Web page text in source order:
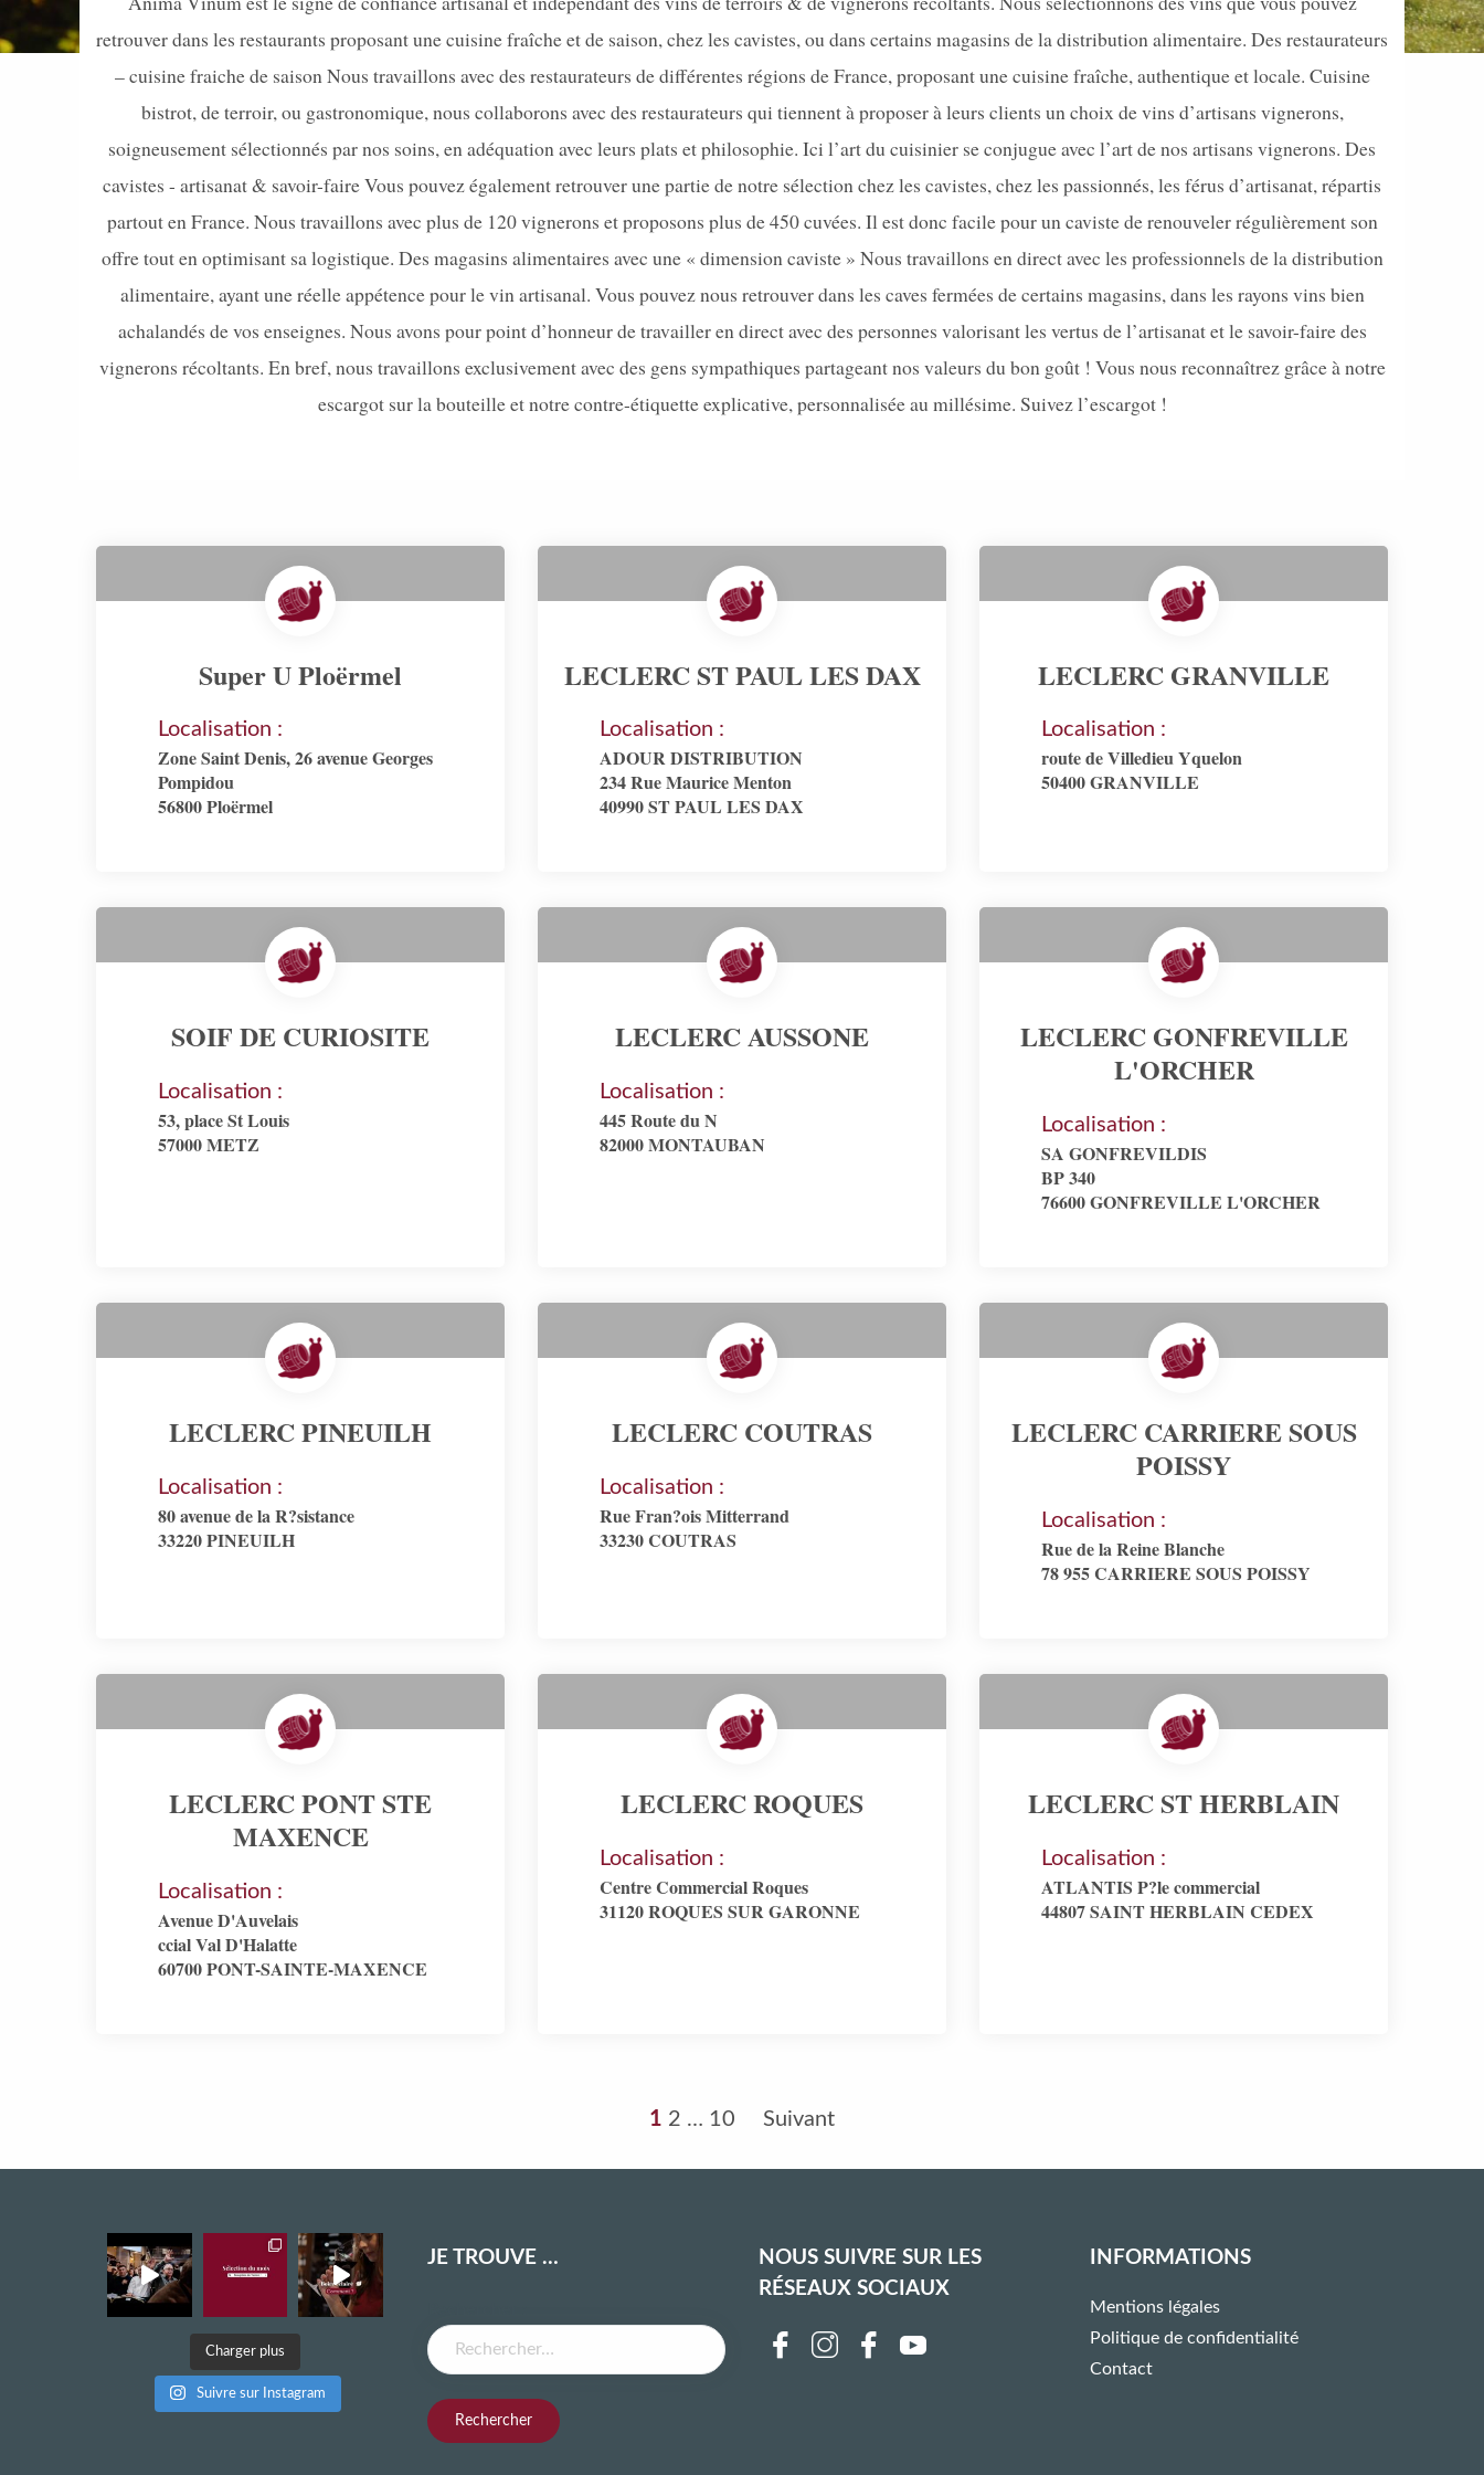
retrouver dans les restaurants proposant une cuisine fraîche et de saison, chez les cavistes, ou dans certains magasins de la distribution alimentaire. Des restaurateurs
– cuisine fraiche de saison Nous travaillons avec des restaurateurs de différentes régions de France, proposant une cuisine fraîche, authentique et locale. Cuisine
bistrot, de terroir, ou gastronomique, nous collaborons avec des restaurateurs qui tiennent à proposer à leurs clients un choix de vins d’artisans vignerons,
soigneusement sélectionnés par nos soins, en adéquation avec leurs plats et philosophie. Ici l’art du cuisinier se conjugue avec l’art de nos artisans vignerons. Des
cavistes - artisanat & savoir-faire Vous pouvez également retrouver une partie de notre sélection chez les cavistes, chez les passionnés, les férus d’artisanat, répartis
partout en France. Nous travaillons avec plus de 120 vignerons et proposons plus de 450 cuvées. Il est donc facile pour un caviste de renouveler régulièrement son
offre tout en optimisant sa logistique. Des magasins alimentaires avec une « dimension caviste » Nous travaillons en direct avec les professionnels de la distribution
alimentaire, ayant une réelle appétence pour le vin artisanal. Vous pouvez nous retrouver dans les caves fermées de certains magasins, dans les rayons vins bien
achalandés de vos enseignes. Nous avons pour point d’honneur de travailler en direct avec des personnes valorisant les vertus de l’artisanat et le savoir-faire des
vignerons récoltants. En bref, nous travaillons exclusivement avec des gens sympathiques partageant nos valeurs du bon goût ! Vous nous reconnaîtrez grâce à notre
escargot sur la bouteille et notre contre-étiquette explicative, personnalisée au millésime. Suivez l’escargot !
Super U Ploërmel
Localisation :
Zone Saint Denis, 26 avenue Georges
Pompidou
56800 Ploërmel
LECLERC ST PAUL LES DAX
Localisation :
ADOUR DISTRIBUTION
234 Rue Maurice Menton
40990 ST PAUL LES DAX
LECLERC GRANVILLE
Localisation :
route de Villedieu Yquelon
50400 GRANVILLE
SOIF DE CURIOSITE
Localisation :
53, place St Louis
57000 METZ
LECLERC AUSSONE
Localisation :
445 Route du N
82000 MONTAUBAN
LECLERC GONFREVILLE
L'ORCHER
Localisation :
SA GONFREVILDIS
BP 340
76600 GONFREVILLE L'ORCHER
LECLERC PINEUILH
Localisation :
80 avenue de la R?sistance
33220 PINEUILH
LECLERC COUTRAS
Localisation :
Rue Fran?ois Mitterrand
33230 COUTRAS
LECLERC CARRIERE SOUS
POISSY
Localisation :
Rue de la Reine Blanche
78 955 CARRIERE SOUS POISSY
LECLERC PONT STE
MAXENCE
Localisation :
Avenue D'Auvelais
ccial Val D'Halatte
60700 PONT-SAINTE-MAXENCE
LECLERC ROQUES
Localisation :
Centre Commercial Roques
31120 ROQUES SUR GARONNE
LECLERC ST HERBLAIN
Localisation :
ATLANTIS P?le commercial
44807 SAINT HERBLAIN CEDEX
1 2 … 10 Suivant
Charger plus
Suivre sur Instagram
JE TROUVE …
NOUS SUIVRE SUR LES
RÉSEAUX SOCIAUX
Follow us on facebook
Follow us on instagram
Follow us on twitter
Follow us on youtube
Follow us on linkedin
INFORMATIONS
Mentions légales
Politique de confidentialité
Contact